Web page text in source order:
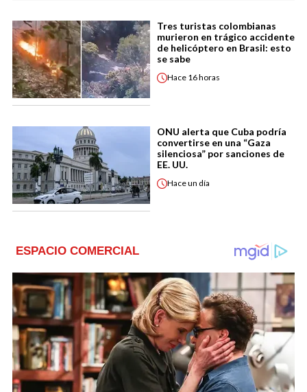
Tres turistas colombianas
murieron en trágico accidente
de helicóptero en Brasil: esto
se sabe
Hace 16 horas
ONU alerta que Cuba podría
convertirse en una “Gaza
silenciosa” por sanciones de
EE. UU.
Haceun día